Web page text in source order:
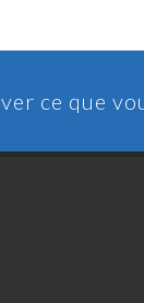
ce que